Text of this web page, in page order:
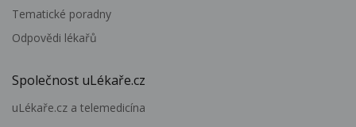
Tematické poradny
Odpovědi lékařů
Společnost uLékaře.cz
uLékaře.cz a telemedicína